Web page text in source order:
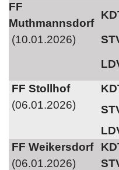
FF
Muthmannsdorf
(10.01.2026)
FF Stollhof
(06.01.2026)
FF Weikersdorf
(06.01.2026)